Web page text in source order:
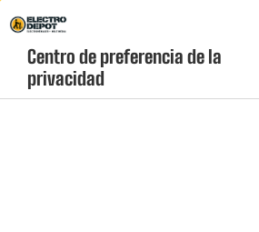
Menú
geolocation-
Centro de preferencia de la
privacidad